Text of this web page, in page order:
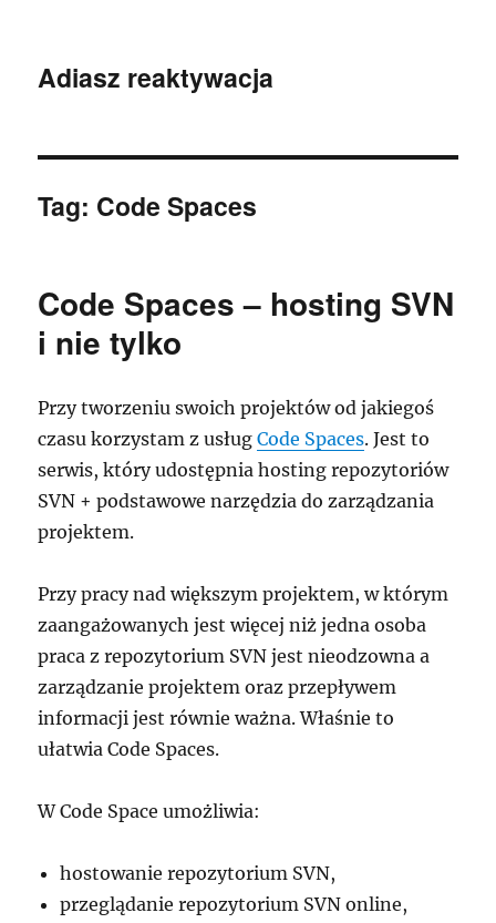
Adiasz reaktywacja
Tag: Code Spaces
Code Spaces – hosting SVN
i nie tylko
Przy tworzeniu swoich projektów od jakiegoś
czasu korzystam z usługCode Spaces. Jest to
serwis, który udostępnia hosting repozytoriów
SVN + podstawowe narzędzia do zarządzania
projektem.
Przy pracy nad większym projektem, w którym
zaangażowanych jest więcej niż jedna osoba
praca z repozytorium SVN jest nieodzowna a
zarządzanie projektem oraz przepływem
informacji jest równie ważna. Właśnie to
ułatwia Code Spaces.
W Code Space umożliwia:
hostowanie repozytorium SVN,
przeglądanie repozytorium SVN online,